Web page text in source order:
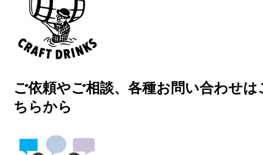
ご依頼やご相談、各種お問い合わせは
ちらから